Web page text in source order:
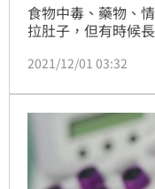
食物中毒、藥物、
拉肚子，但有時候
檢查後發現，元凶
2021/12/01 03:32